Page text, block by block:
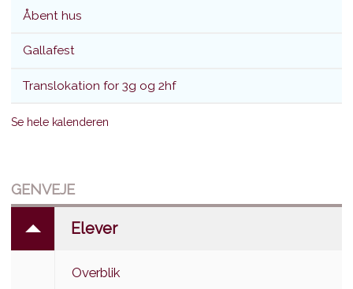
Åbent hus
Gallafest
Translokation for 3g og 2hf
Se hele kalenderen
GENVEJE
Elever
Overblik